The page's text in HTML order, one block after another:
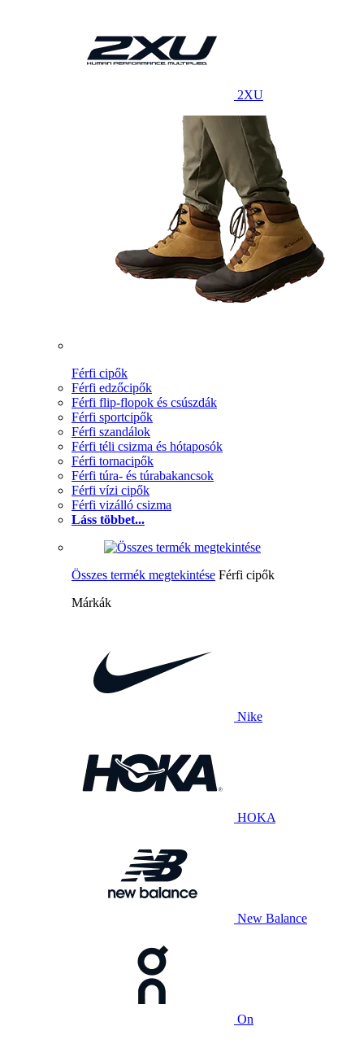
2XU
Férfi cipők
Férfi edzőcipők
Férfi flip-flopok és csúszdák
Férfi sportcipők
Férfi szandálok
Férfi téli csizma és hótaposók
Férfi tornacipők
Férfi túra- és túrabakancsok
Férfi vízi cipők
Férfi vizálló csizma
Láss többet...
Összes termék megtekintése Férfi cipők
Márkák
Nike
HOKA
New Balance
On